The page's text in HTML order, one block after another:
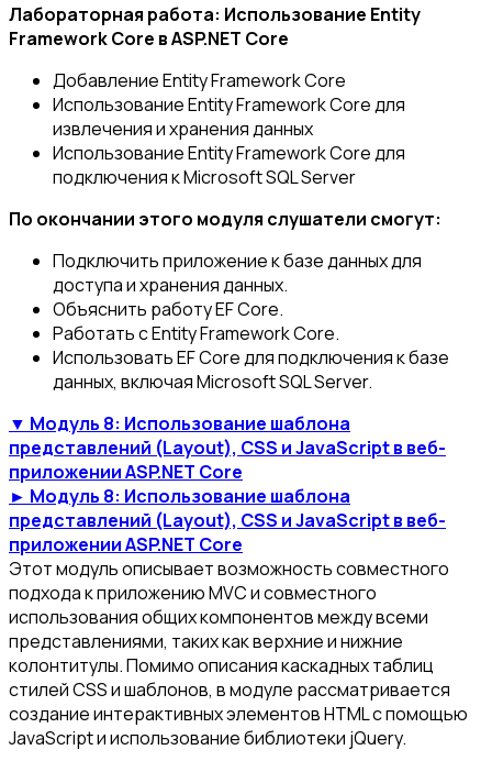
Лабораторная работа: Использование Entity
Framework Core в ASP.NET Core
Добавление Entity Framework Core
Использование Entity Framework Core для
извлечения и хранения данных
Использование Entity Framework Core для
подключения к Microsoft SQL Server
По окончании этого модуля слушатели смогут:
Подключить приложение к базе данных для
доступа и хранения данных.
Объяснить работу EF Core.
Работать с Entity Framework Core.
Использовать EF Core для подключения к базе
данных, включая Microsoft SQL Server.
▼ Модуль 8: Использование шаблона
представлений (Layout), CSS и JavaScript в веб-
приложении ASP.NET Core
► Модуль 8: Использование шаблона
представлений (Layout), CSS и JavaScript в веб-
приложении ASP.NET Core
Этот модуль описывает возможность совместного
подхода к приложению MVC и совместного
использования общих компонентов между всеми
представлениями, таких как верхние и нижние
колонтитулы. Помимо описания каскадных таблиц
стилей CSS и шаблонов, в модуле рассматривается
создание интерактивных элементов HTML с помощью
JavaScript и использование библиотеки jQuery.